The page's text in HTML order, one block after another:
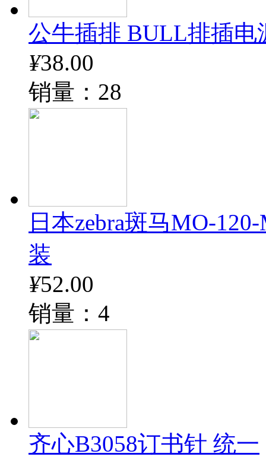
公牛插排 BULL排插电
¥38.00
销量：28
日本zebra斑马MO-
装
¥52.00
销量：4
齐心B3058订书针 统一